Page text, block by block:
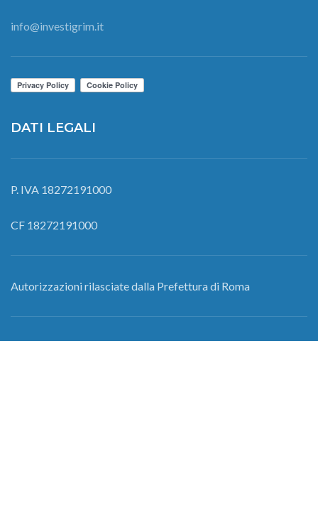
info@investigrim.it
DATI LEGALI
P. IVA 18272191000
CF 18272191000
Autorizzazioni rilasciate dalla Prefettura di Roma